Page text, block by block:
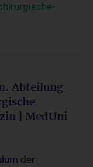
Abteilung
| MedUni
der